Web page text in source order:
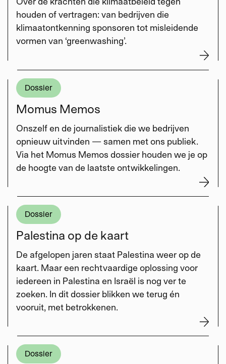
houden of vertragen: van bedrijven die
klimaatontkenning sponsoren tot misleidende
vormen van ‘greenwashing’.
Dossier
Momus Memos
Onszelf en de journalistiek die we bedrijven
opnieuw uitvinden — samen met ons publiek.
Via het Momus Memos dossier houden we je op
de hoogte van de laatste ontwikkelingen.
Dossier
Palestina op de kaart
De afgelopen jaren staat Palestina weer op de
kaart. Maar een rechtvaardige oplossing voor
iedereen in Palestina en Israël is nog ver te
zoeken. In dit dossier blikken we terug én
vooruit, met betrokkenen.
Dossier